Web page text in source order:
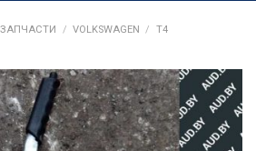
ЗАПЧАСТИ / VOLKSWAGEN / T4